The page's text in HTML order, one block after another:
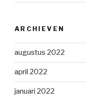
ARCHIEVEN
augustus 2022
april 2022
januari 2022